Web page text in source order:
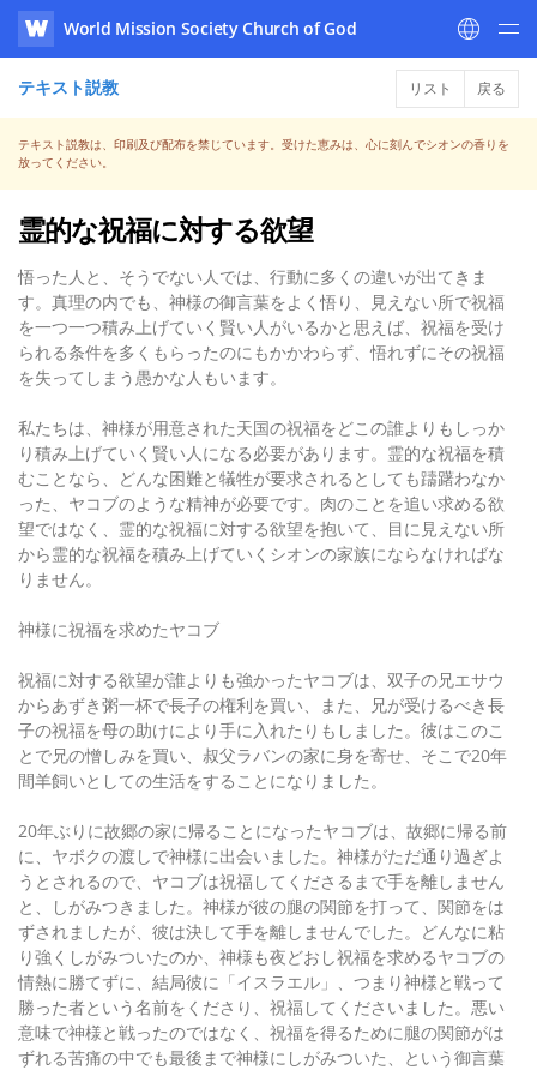
WATV
World Mission Society Church of God
テキスト説教 リスト 戻る
テキスト説教は、印刷及び配布を禁じています。受けた恵みは、心に刻んでシオンの香りを
放ってください。
霊的な祝福に対する欲望
悟った人と、そうでない人では、行動に多くの違いが出てきま
す。真理の内でも、神様の御言葉をよく悟り、見えない所で祝福
を一つ一つ積み上げていく賢い人がいるかと思えば、祝福を受け
られる条件を多くもらったのにもかかわらず、悟れずにその祝福
を失ってしまう愚かな人もいます。
私たちは、神様が用意された天国の祝福をどこの誰よりもしっか
り積み上げていく賢い人になる必要があります。霊的な祝福を積
むことなら、どんな困難と犠牲が要求されるとしても躊躇わなか
った、ヤコブのような精神が必要です。肉のことを追い求める欲
望ではなく、霊的な祝福に対する欲望を抱いて、目に見えない所
から霊的な祝福を積み上げていくシオンの家族にならなければな
りません。
神様に祝福を求めたヤコブ
祝福に対する欲望が誰よりも強かったヤコブは、双子の兄エサウ
からあずき粥一杯で長子の権利を買い、また、兄が受けるべき長
子の祝福を母の助けにより手に入れたりもしました。彼はこのこ
とで兄の憎しみを買い、叔父ラバンの家に身を寄せ、そこで20年
間羊飼いとしての生活をすることになりました。
20年ぶりに故郷の家に帰ることになったヤコブは、故郷に帰る前
に、ヤボクの渡しで神様に出会いました。神様がただ通り過ぎよ
うとされるので、ヤコブは祝福してくださるまで手を離しません
と、しがみつきました。神様が彼の腿の関節を打って、関節をは
ずされましたが、彼は決して手を離しませんでした。どんなに粘
り強くしがみついたのか、神様も夜どおし祝福を求めるヤコブの
情熱に勝てずに、結局彼に「イスラエル」、つまり神様と戦って
勝った者という名前をくださり、祝福してくださいました。悪い
意味で神様と戦ったのではなく、祝福を得るために腿の関節がは
ずれる苦痛の中でも最後まで神様にしがみついた、という御言葉